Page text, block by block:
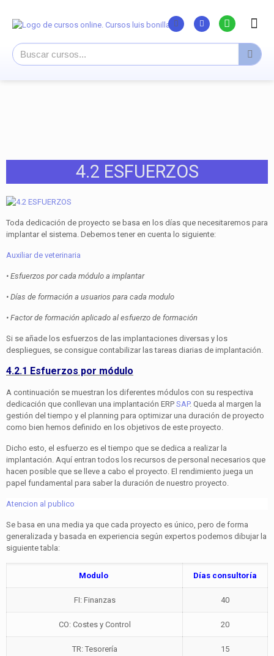
4.2 ESFUERZOS
Toda dedicación de proyecto se basa en los días que necesitaremos para
implantar el sistema. Debemos tener en cuenta lo siguiente:
Auxiliar de veterinaria
• Esfuerzos por cada módulo a implantar
• Días de formación a usuarios para cada modulo
• Factor de formación aplicado al esfuerzo de formación
Si se añade los esfuerzos de las implantaciones diversas y los
despliegues, se consigue contabilizar las tareas diarias de implantación.
4.2.1 Esfuerzos por módulo
A continuación se muestran los diferentes módulos con su respectiva
dedicación que conllevan una implantación ERP SAP. Queda al margen la
gestión del tiempo y el planning para optimizar una duración de proyecto
como bien hemos definido en los objetivos de este proyecto.
Dicho esto, el esfuerzo es el tiempo que se dedica a realizar la
implantación. Aquí entran todos los recursos de personal necesarios que
hacen posible que se lleve a cabo el proyecto. El rendimiento juega un
papel fundamental para saber la duración de nuestro proyecto.
Atencion al publico
Se basa en una media ya que cada proyecto es único, pero de forma
generalizada y basada en experiencia según expertos podemos dibujar la
siguiente tabla:
Modulo Días consultoría
FI: Finanzas 40
CO: Costes y Control 20
TR: Tesorería 15